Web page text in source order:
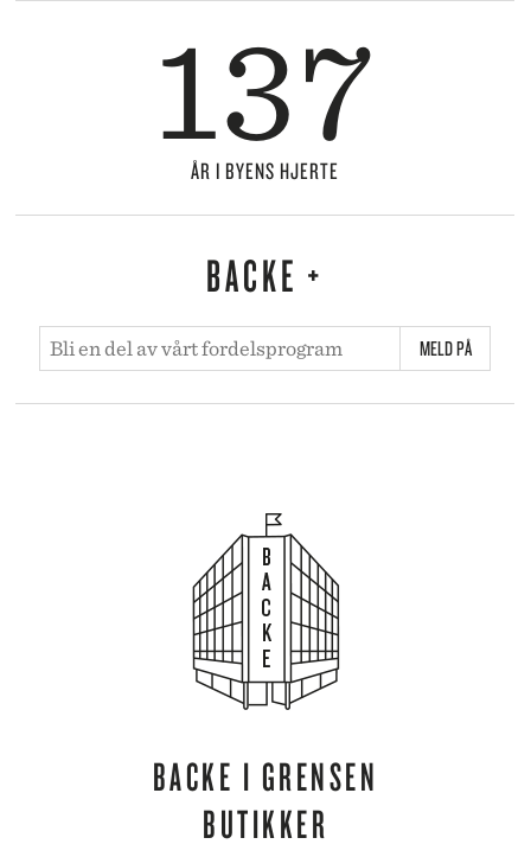
137
ÅR I BYENS HJERTE
BACKE +
BACKE I GRENSEN
BUTIKKER